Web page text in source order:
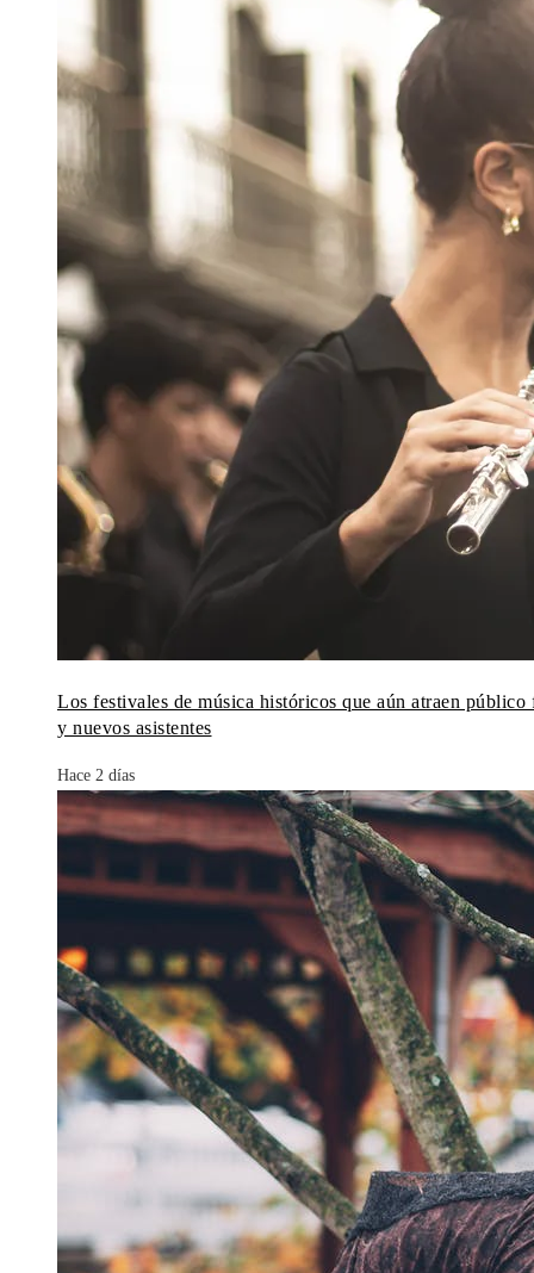
Los festivales de música históricos que aún atraen público
y nuevos asistentes
Hace 2 días